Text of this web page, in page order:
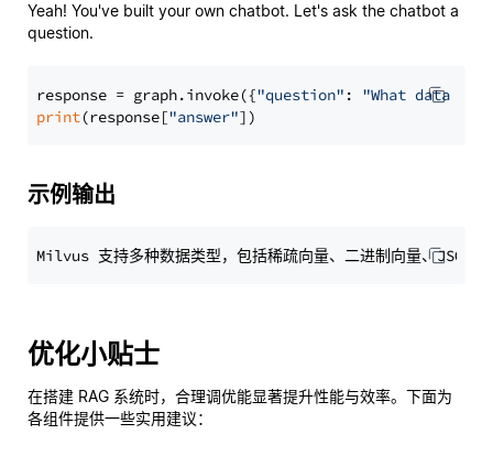
Yeah! You've built your own chatbot. Let's ask the chatbot a
question.
response = graph.invoke({"question" : "What data
print(response["answer"
示例输出
优化小贴士
在搭建 RAG 系统时，合理调优能显著提升性能与效率。下面为
各组件提供一些实用建议：